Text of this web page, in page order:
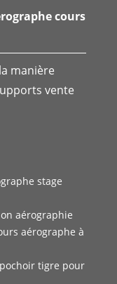
cours
manière
vente
stage
aérographie
aérographe à
tigre pour